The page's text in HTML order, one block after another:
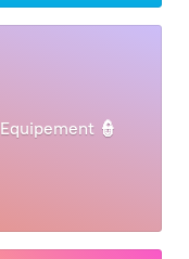
Equipement 👮